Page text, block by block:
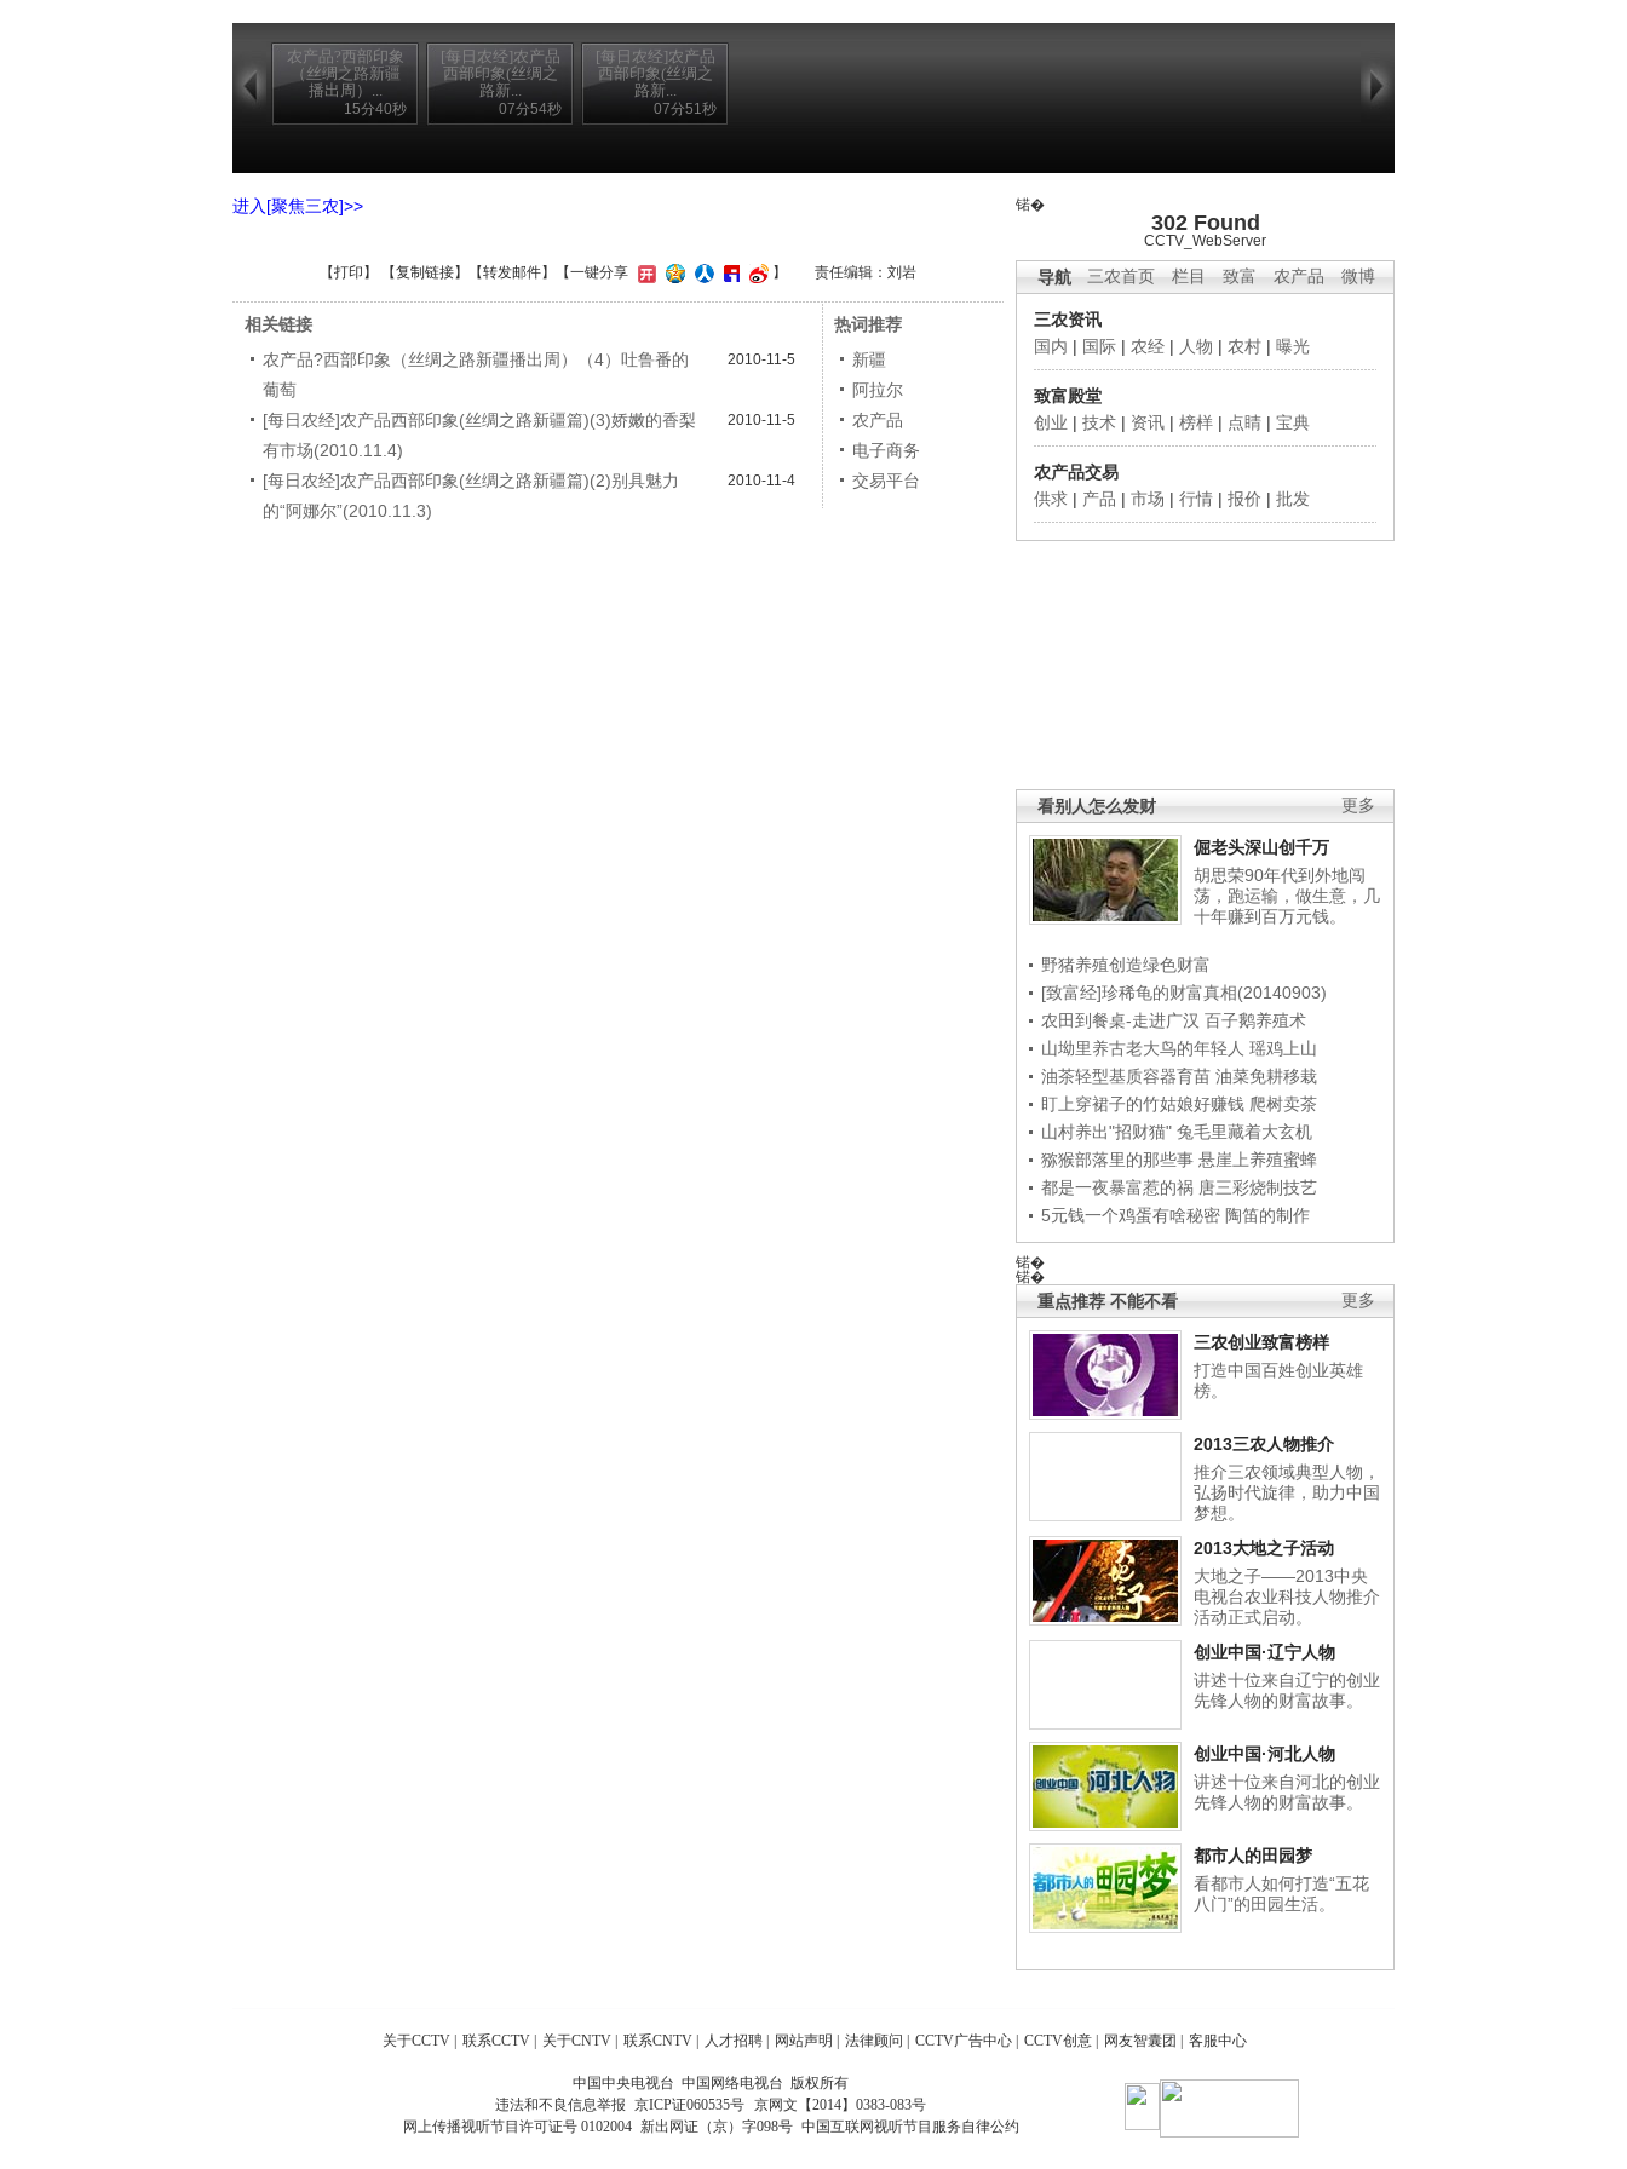
农产品?西部印象
（丝绸之路新疆
播出周）...
15分40秒
[每日农经]农产品
西部印象(丝绸之
路新...
07分54秒
[每日农经]农产品
西部印象(丝绸之
路新...
07分51秒
锘�
302 Found
CCTV_WebServer
三农首页 栏目 致富 农产品 微博
导航
三农资讯
国内 | 国际 | 农经 | 人物 | 农村 | 曝光
致富殿堂
创业 | 技术 | 资讯 | 榜样 | 点睛 | 宝典
农产品交易
供求 | 产品 | 市场 | 行情 | 报价 | 批发
更多
看别人怎么发财
倔老头深山创千万
胡思荣90年代到外地闯
荡，跑运输，做生意，几
十年赚到百万元钱。
野猪养殖创造绿色财富
[致富经]珍稀龟的财富真相(20140903)
农田到餐桌-走进广汉 百子鹅养殖术
山坳里养古老大鸟的年轻人 瑶鸡上山
油茶轻型基质容器育苗 油菜免耕移栽
盯上穿裙子的竹姑娘好赚钱 爬树卖茶
山村养出"招财猫" 兔毛里藏着大玄机
猕猴部落里的那些事 悬崖上养殖蜜蜂
都是一夜暴富惹的祸 唐三彩烧制技艺
5元钱一个鸡蛋有啥秘密 陶笛的制作
锘�
锘�
更多
重点推荐 不能不看
三农创业致富榜样
打造中国百姓创业英雄
榜。
2013三农人物推介
推介三农领域典型人物，
弘扬时代旋律，助力中国
梦想。
2013大地之子活动
大地之子——2013中央
电视台农业科技人物推介
活动正式启动。
创业中国·辽宁人物
讲述十位来自辽宁的创业
先锋人物的财富故事。
创业中国·河北人物
讲述十位来自河北的创业
先锋人物的财富故事。
都市人的田园梦
看都市人如何打造“五花
八门”的田园生活。
进入[聚焦三农]>>
【打印 】 【复制链接】【转发邮件】 【一键分享 】 责任编辑：刘岩
相关链接
农产品?西部印象（丝绸之路新疆播出周）（4）吐鲁番的
葡萄
2010-11-5
[每日农经]农产品西部印象(丝绸之路新疆篇)(3)娇嫩的香梨
有市场(2010.11.4)
2010-11-5
[每日农经]农产品西部印象(丝绸之路新疆篇)(2)别具魅力
的“阿娜尔”(2010.11.3)
2010-11-4
热词推荐
新疆
阿拉尔
农产品
电子商务
交易平台
关于CCTV 联系CCTV 关于CNTV 联系CNTV 人才招聘 网站声明 法律顾问 CCTV广告中心 CCTV创意 网友智囊团 客服中心
中国中央电视台 中国网络电视台 版权所有
违法和不良信息举报 京ICP证060535号
京网文【2014】0383-083号
网上传播视听节目许可证号 0102004 新出网证（京）字098号 中国互联网视听节目服务自律公约